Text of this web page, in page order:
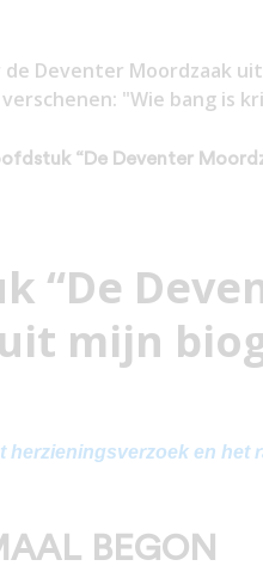
Deventer Moordzaak
"Wie bang is
“De Deventer
“De
mijn
herzieningsverzoek en het
BEGON